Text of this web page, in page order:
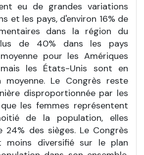
eu de grandes variations
et les pays, d'environ 16% de
dans la région du
de 40% dans les pays
pour les Amériques
les États-Unis sont en
moyenne. Le Congrès reste
disproportionnée par les
les femmes représentent
de la population, elles
24% des sièges. Le Congrès
moins diversifié sur le plan